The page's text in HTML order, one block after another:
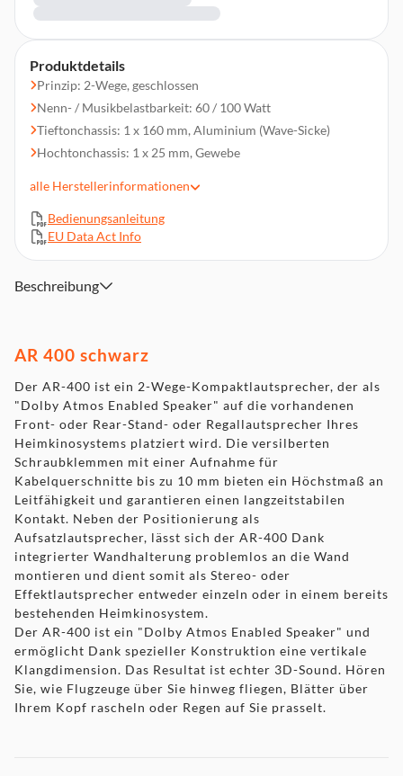
Produktdetails
Prinzip: 2-Wege, geschlossen
Nenn- / Musikbelastbarkeit: 60 / 100 Watt
Tieftonchassis: 1 x 160 mm, Aluminium (Wave-Sicke)
Hochtonchassis: 1 x 25 mm, Gewebe
Wandhalterung
Wirkungsgrad (1 Watt/1m): 86 dB
Gewicht: 3,6 kg
Abmessungen (BxHxT): 17 x 26 x 14,5 cm
alle Herstellerinformationen
Bedienungsanleitung
EU Data Act Info
Beschreibung
AR 400 schwarz
Der AR-400 ist ein 2-Wege-Kompaktlautsprecher, der als
"Dolby Atmos Enabled Speaker" auf die vorhandenen
Front- oder Rear-Stand- oder Regallautsprecher Ihres
Heimkinosystems platziert wird. Die versilberten
Schraubklemmen mit einer Aufnahme für
Kabelquerschnitte bis zu 10 mm bieten ein Höchstmaß an
Leitfähigkeit und garantieren einen langzeitstabilen
Kontakt. Neben der Positionierung als
Aufsatzlautsprecher, lässt sich der AR-400 Dank
integrierter Wandhalterung problemlos an die Wand
montieren und dient somit als Stereo- oder
Effektlautsprecher entweder einzeln oder in einem bereits
bestehenden Heimkinosystem.
Der AR-400 ist ein "Dolby Atmos Enabled Speaker" und
ermöglicht Dank spezieller Konstruktion eine vertikale
Klangdimension. Das Resultat ist echter 3D-Sound. Hören
Sie, wie Flugzeuge über Sie hinweg fliegen, Blätter über
Ihrem Kopf rascheln oder Regen auf Sie prasselt.